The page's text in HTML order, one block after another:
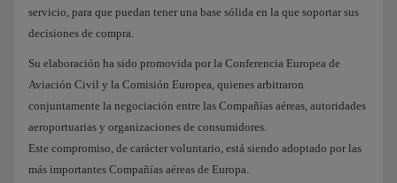
servicio, para que puedan tener una base sólida en la que soportar sus
decisiones de compra.
Su elaboración ha sido promovida por la Conferencia Europea de
Aviación Civil y la Comisión Europea, quienes arbitraron
conjuntamente la negociación entre las Compañías aéreas, autoridades
aeroportuarias y organizaciones de consumidores.
Este compromiso, de carácter voluntario, está siendo adoptado por las
más importantes Compañías aéreas de Europa.